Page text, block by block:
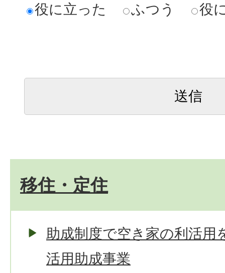
役に立った
ふつう 役
移住・定住
助成制度で空き家の利活用
活用助成事業